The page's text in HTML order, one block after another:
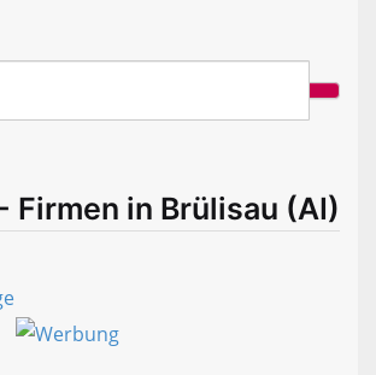
Firmen in Brülisau (AI)